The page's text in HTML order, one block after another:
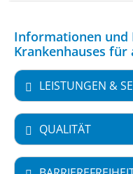
Informationen und
Krankenhauses für
LEISTUNGEN &
QUALITÄT